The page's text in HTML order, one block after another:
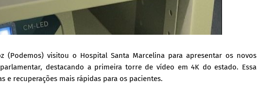
(Podemos) visitou o Hospital Santa Marcelina para apresentar os novos
destacando a primeira torre de vídeo em 4K do estado. Essa
e recuperações mais rápidas para os pacientes.